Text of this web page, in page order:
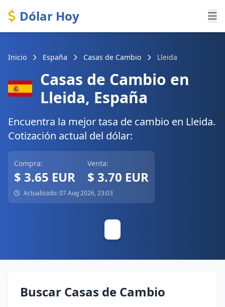
Dólar Hoy
Inicio España Casas de Cambio Lleida
Casas de Cambio en
Lleida, España
Encuentra la mejor tasa de cambio en Lleida.
Cotización actual del dólar:
Compra:
$ 3.65 EUR
Venta:
$ 3.70 EUR
Actualizado: 07 Aug 2026, 23:03
Buscar Casas de Cambio